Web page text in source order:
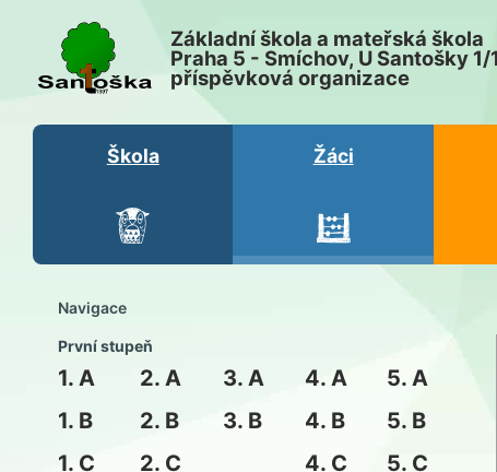
Základní škola a mateřská škola
Praha 5 - Smíchov, U Santošky 1/
příspěvková organizace
Škola Žáci
Navigace
První stupeň
1. A
1. B
1. C
2. A
2. B
2. C
3. A
3. B
4. A
4. B
4. C
5. A
5. B
5. C